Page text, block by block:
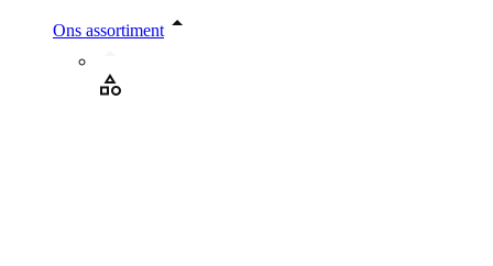
Ons assortiment